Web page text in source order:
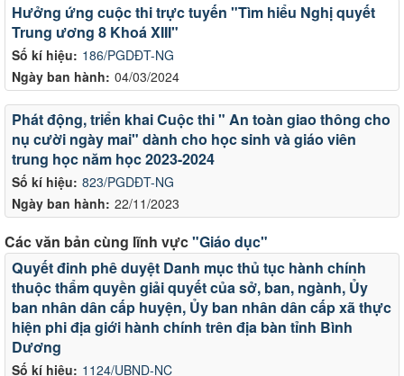
Số kí hiệu: 186/PGDĐT-NG
Ngày ban hành: 04/03/2024
Hưởng ứng cuộc thi trực tuyến "Tìm hiểu Nghị quyết
Trung ương 8 Khoá XIII"
Số kí hiệu: 823/PGDĐT-NG
Ngày ban hành: 22/11/2023
Phát động, triển khai Cuộc thi " An toàn giao thông cho
nụ cười ngày mai" dành cho học sinh và giáo viên
trung học năm học 2023-2024
Các văn bản cùng lĩnh vực"Giáo dục"
Số kí hiệu: 1124/UBND-NC
Quyết đinh phê duyệt Danh mục thủ tục hành chính
thuộc thẩm quyền giải quyết của sở, ban, ngành, Ủy
ban nhân dân cấp huyện, Ủy ban nhân dân cấp xã thực
hiện phi địa giới hành chính trên địa bàn tỉnh Bình
Dương